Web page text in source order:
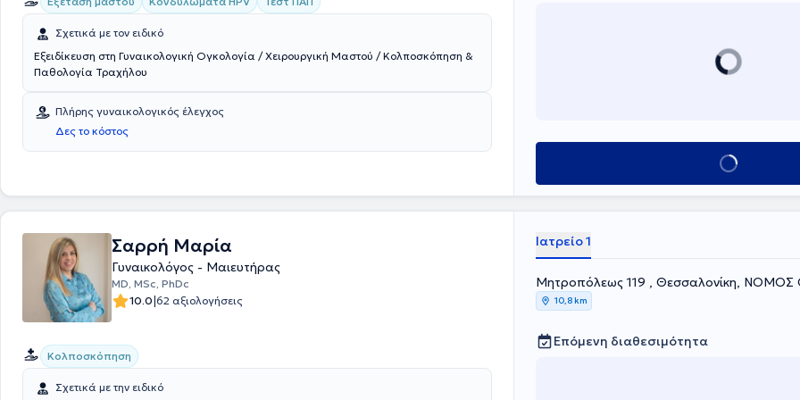
Σχετικά με τον ειδικό
Εξειδίκευση στη Γυναικολογική Ογκολογία / Χειρουργική Μαστού / Κολποσκόπηση &
Παθολογία Τραχήλου
Πλήρης γυναικολογικός έλεγχος
Δες το κόστος
Κλείσε ραντεβού
Σαρρή Μαρία
Γυναικολόγος - Μαιευτήρας
MD, MSc, PhDc
10.0|62 αξιολογήσεις
Κολποσκόπηση
Σχετικά με την ειδικό
Ιατρείο 1
Μητροπόλεως 119 ,
10,8 km
Επόμενη διαθεσιμότητα